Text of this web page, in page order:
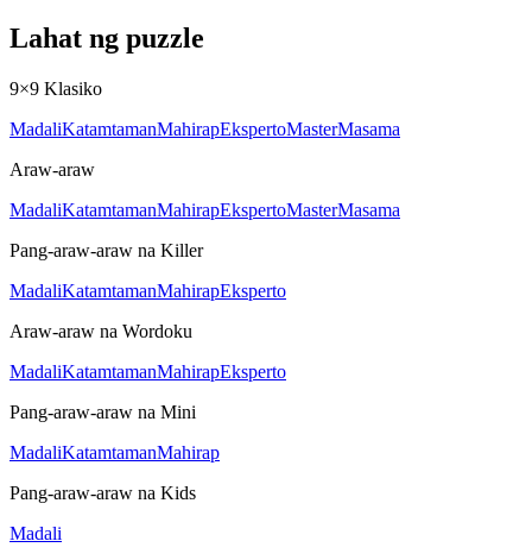
Lahat ng puzzle
9×9 Klasiko
MadaliKatamtamanMahirapEkspertoMasterMasama
Araw-araw
MadaliKatamtamanMahirapEkspertoMasterMasama
Pang-araw-araw na Killer
MadaliKatamtamanMahirapEksperto
Araw-araw na Wordoku
MadaliKatamtamanMahirapEksperto
Pang-araw-araw na Mini
MadaliKatamtamanMahirap
Pang-araw-araw na Kids
Madali